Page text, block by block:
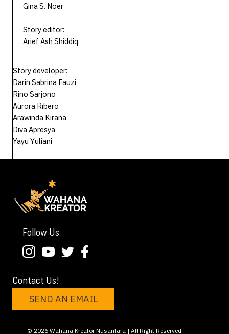
Gina S. Noer
Story editor:
Arief Ash Shiddiq
Story developer:
Darin Sabrina Fauzi
Rino Sarjono
Aurora Ribero
Arawinda Kirana
Diva Apresya
Yayu Yuliani
Follow Us
Contact Us!
SEND AN EMAIL
© 2026 Wahana Kreator Nusantara | All Right Reserved